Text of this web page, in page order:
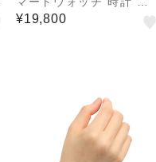
ィヴォスマート5 vivosm
art 5 Black L 010-026
¥19,800